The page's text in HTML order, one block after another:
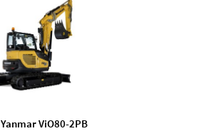
Yanmar ViO80-2PB